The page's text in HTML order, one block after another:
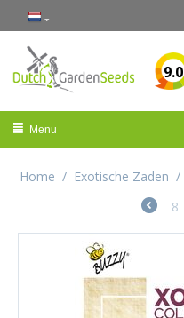
9.0
Menu
Home / Exotische Zaden /
8